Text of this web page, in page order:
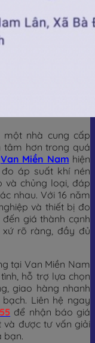
nhà cung cấp
tâm hơn trong quá
Van Miền Nam hiện
áp suất khí nén
và chủng loại, đáp
nhau. Với 16 năm
và thiết bị đo
giá thành cạnh
rõ ràng, đầy đủ
tại Van Miền Nam
hỗ trợ lựa chọn
giao hàng nhanh
Liên hệ ngay
để nhận báo giá
được tư vấn giải
bạn.